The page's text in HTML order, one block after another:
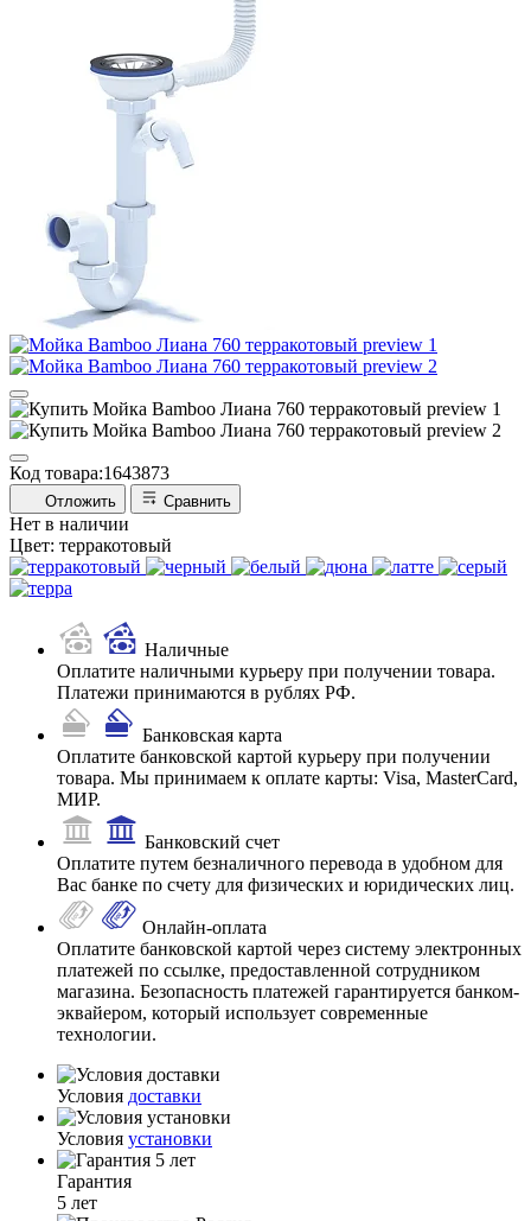
Код товара:1643873
Отложить Сравнить
Нет в наличии
Цвет: терракотовый
Наличные
Оплатите наличными курьеру при получении товара.
Платежи принимаются в рублях РФ.
Банковская карта
Оплатите банковской картой курьеру при получении
товара. Мы принимаем к оплате карты: Visa, MasterCard,
МИР.
Банковский счет
Оплатите путем безналичного перевода в удобном для
Вас банке по счету для физических и юридических лиц.
Онлайн-оплата
Оплатите банковской картой через систему электронных
платежей по ссылке, предоставленной сотрудником
магазина. Безопасность платежей гарантируется банком-
эквайером, который использует современные
технологии.
Условия доставки
Условия установки
Гарантия
5 лет